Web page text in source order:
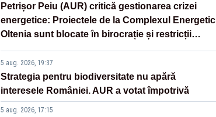
Petrișor Peiu (AUR) critică gestionarea crizei
energetice: Proiectele de la Complexul Energetic
Oltenia sunt blocate în birocrație și restricții
5 aug. 2026, 19:37
Strategia pentru biodiversitate nu apără
interesele României. AUR a votat împotrivă
5 aug. 2026, 17:15